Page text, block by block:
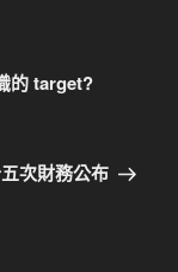
的 target?
次財務公布